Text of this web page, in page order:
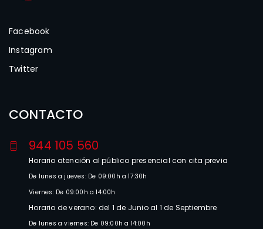
Facebook
Instagram
Twitter
CONTACTO
944 105 560
Horario atención al público presencial con cita previa
De lunes a jueves: De 09:00h a 17:30h
Viernes: De 09:00h a 14:00h
Horario de verano: del 1 de Junio al 1 de Septiembre
De lunes a viernes: De 09:00h a 14:00h